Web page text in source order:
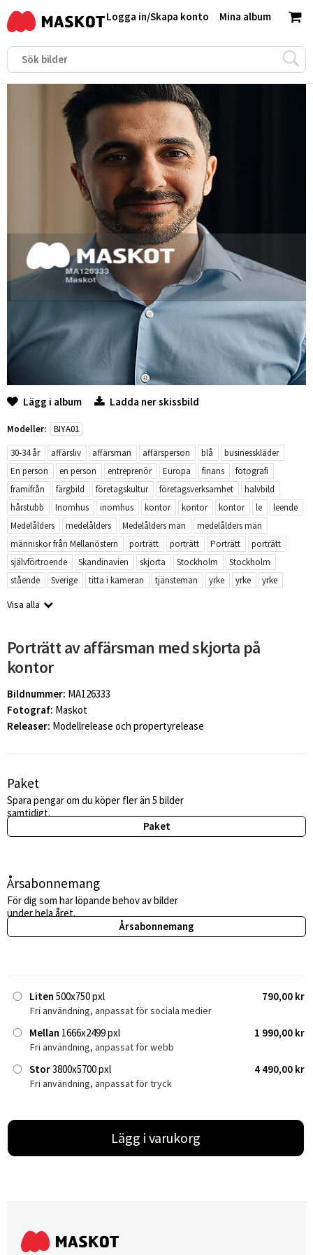
Mina album
Logga in/Skapa konto
Lägg i album Ladda ner skissbild
Modeller:
BIYA01
30-34 år
affärsliv affärsman affärsperson blå
businesskläder
En person
en person entreprenör Europa finans
fotografi
framifrån
färgbild företagskultur företagsverksamhet
halvbild
hårstubb
Inomhus inomhus kontor kontor kontor le
leende
Medelålders
medelålders Medelålders män
medelålders män
människor från Mellanöstern
porträtt porträtt Porträtt
porträtt
självförtroende
Skandinavien skjorta Stockholm
Stockholm
stående
Sverige titta i kameran tjänsteman yrke yrke yrke
Visa alla
Porträtt av affärsman med skjorta på
kontor
Bildnummer: MA126333
Fotograf: Maskot
Releaser: Modellrelease och propertyrelease
Paket
Spara pengar om du köper fler än 5 bilder
samtidigt.
Paket
Årsabonnemang
För dig som har löpande behov av bilder
under hela året.
Årsabonnemang
Liten 500x750 pxl 790,00 kr
Fri användning, anpassat för sociala medier
Mellan 1666x2499 pxl 1 990,00 kr
Fri användning, anpassat för webb
Stor3800x5700 pxl 4 490,00 kr
Fri användning, anpassat för tryck
Lägg i varukorg